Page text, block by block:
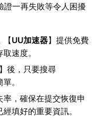
證一再失敗等令人困擾
【UU加速器】提供免費
速度。
】後，只要搜尋
。
率，確保在提交恢復申
填好的重要資訊。